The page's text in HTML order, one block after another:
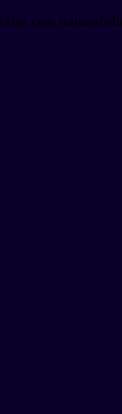
con